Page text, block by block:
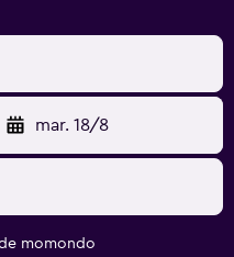
mar. 18/8
momondo